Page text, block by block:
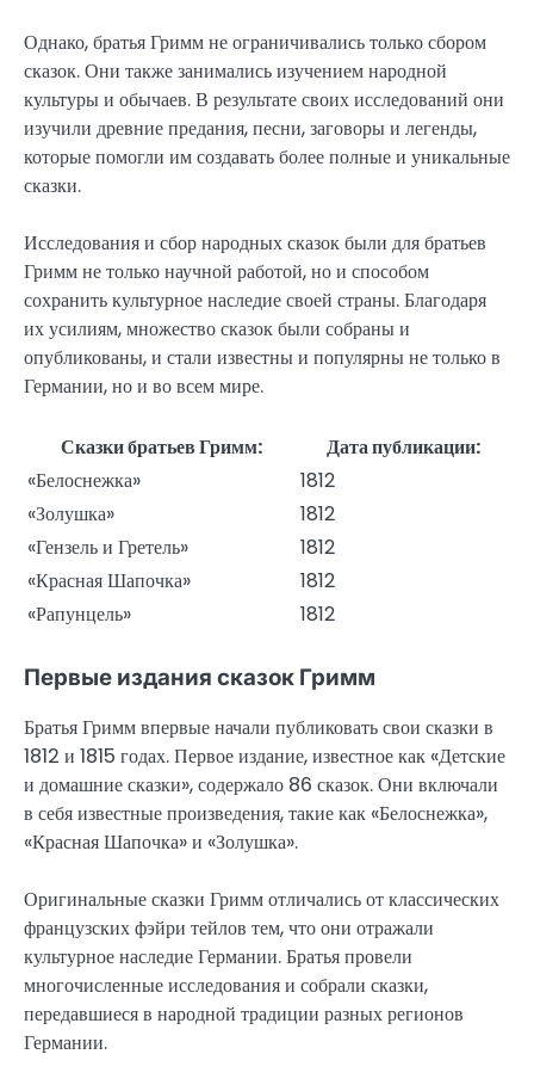
Однако, братья Гримм не ограничивались только сбором
сказок. Они также занимались изучением народной
культуры и обычаев. В результате своих исследований они
изучили древние предания, песни, заговоры и легенды,
которые помогли им создавать более полные и уникальные
сказки.
Исследования и сбор народных сказок были для братьев
Гримм не только научной работой, но и способом
сохранить культурное наследие своей страны. Благодаря
их усилиям, множество сказок были собраны и
опубликованы, и стали известны и популярны не только в
Германии, но и во всем мире.
Сказки братьев Гримм:
Дата публикации:
«Белоснежка»
1812
«Золушка»
1812
«Гензель и Гретель»
1812
«Красная Шапочка»
1812
«Рапунцель»
1812
Первые издания сказок Гримм
Братья Гримм впервые начали публиковать свои сказки в
1812 и 1815 годах. Первое издание, известное как «Детские
и домашние сказки», содержало 86 сказок. Они включали
в себя известные произведения, такие как «Белоснежка»,
«Красная Шапочка» и «Золушка».
Оригинальные сказки Гримм отличались от классических
французских фэйри тейлов тем, что они отражали
культурное наследие Германии. Братья провели
многочисленные исследования и собрали сказки,
передавшиеся в народной традиции разных регионов
Германии.